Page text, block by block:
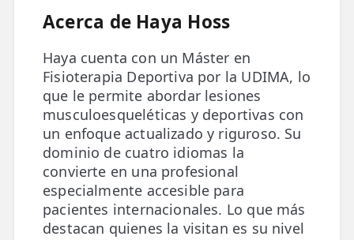
❤️ Ofertas
CONTACTO
☎️ 91 005 23 63
📧 Contacta
ESPECIALIDADES
🩻 Fisioterapia Traumatológica
Acerca de Haya Hoss
Haya cuenta con un Máster en
Fisioterapia Deportiva por la UDIMA, lo
que le permite abordar lesiones
musculoesqueléticas y deportivas con
un enfoque actualizado y riguroso. Su
dominio de cuatro idiomas la
convierte en una profesional
especialmente accesible para
pacientes internacionales. Lo que más
destacan quienes la visitan es su nivel